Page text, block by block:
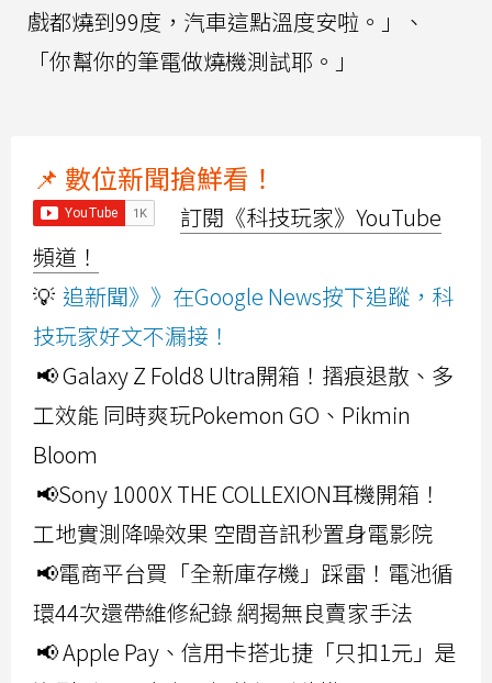
戲都燒到99度，汽車這點溫度安啦。」、
「你幫你的筆電做燒機測試耶。」
📌 數位新聞搶鮮看！
訂閱《科技玩家》YouTube
頻道！
💡 追新聞》》在Google News按下追蹤，科
技玩家好文不漏接！
📢 Galaxy Z Fold8 Ultra開箱！摺痕退散、多
工效能 同時爽玩Pokemon GO、Pikmin
Bloom
📢Sony 1000X THE COLLEXION耳機開箱！
工地實測降噪效果 空間音訊秒置身電影院
📢電商平台買「全新庫存機」踩雷！電池循
環44次還帶維修紀錄 網揭無良賣家手法
📢 Apple Pay、信用卡搭北捷「只扣1元」是